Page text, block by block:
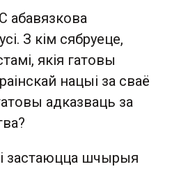
абавязкова
З кім сябруеце,
якія гатовы
нацыі за сваё
адказваць за
застаюцца шчырыя